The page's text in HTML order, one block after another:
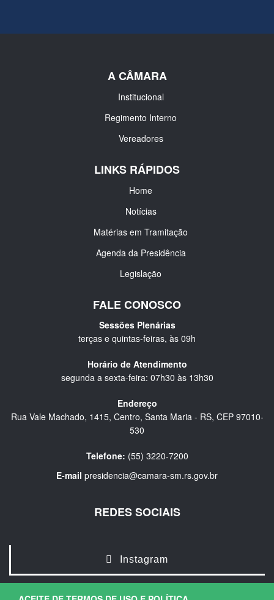
A CÂMARA
Institucional
Regimento Interno
Vereadores
LINKS RÁPIDOS
Home
Notícias
Matérias em Tramitação
Agenda da Presidência
Legislação
FALE CONOSCO
Sessões Plenárias
terças e quintas-feiras, às 09h
Horário de Atendimento
segunda a sexta-feira: 07h30 às 13h30
Endereço
Rua Vale Machado, 1415, Centro, Santa Maria - RS, CEP 97010-
530
Telefone: (55) 3220-7200
E-mail presidencia@camara-sm.rs.gov.br
REDES SOCIAIS
Instagram